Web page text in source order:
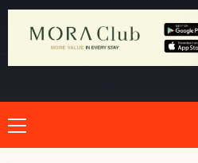
Primary
Menu